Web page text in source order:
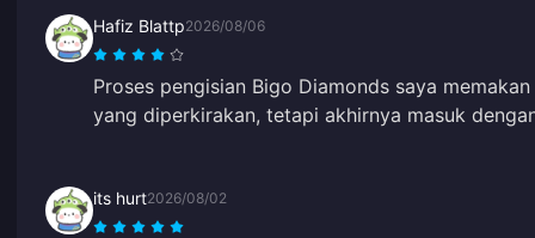
Hafiz Blattp2026/08/06
Proses pengisian Bigo Diamonds saya
yang diperkirakan, tetapi akhirnya masuk
its hurt2026/08/02